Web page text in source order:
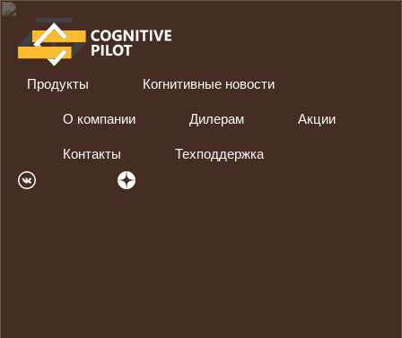
Продукты Когнитивные новости
О компании Дилерам Акции
Контакты Техподдержка